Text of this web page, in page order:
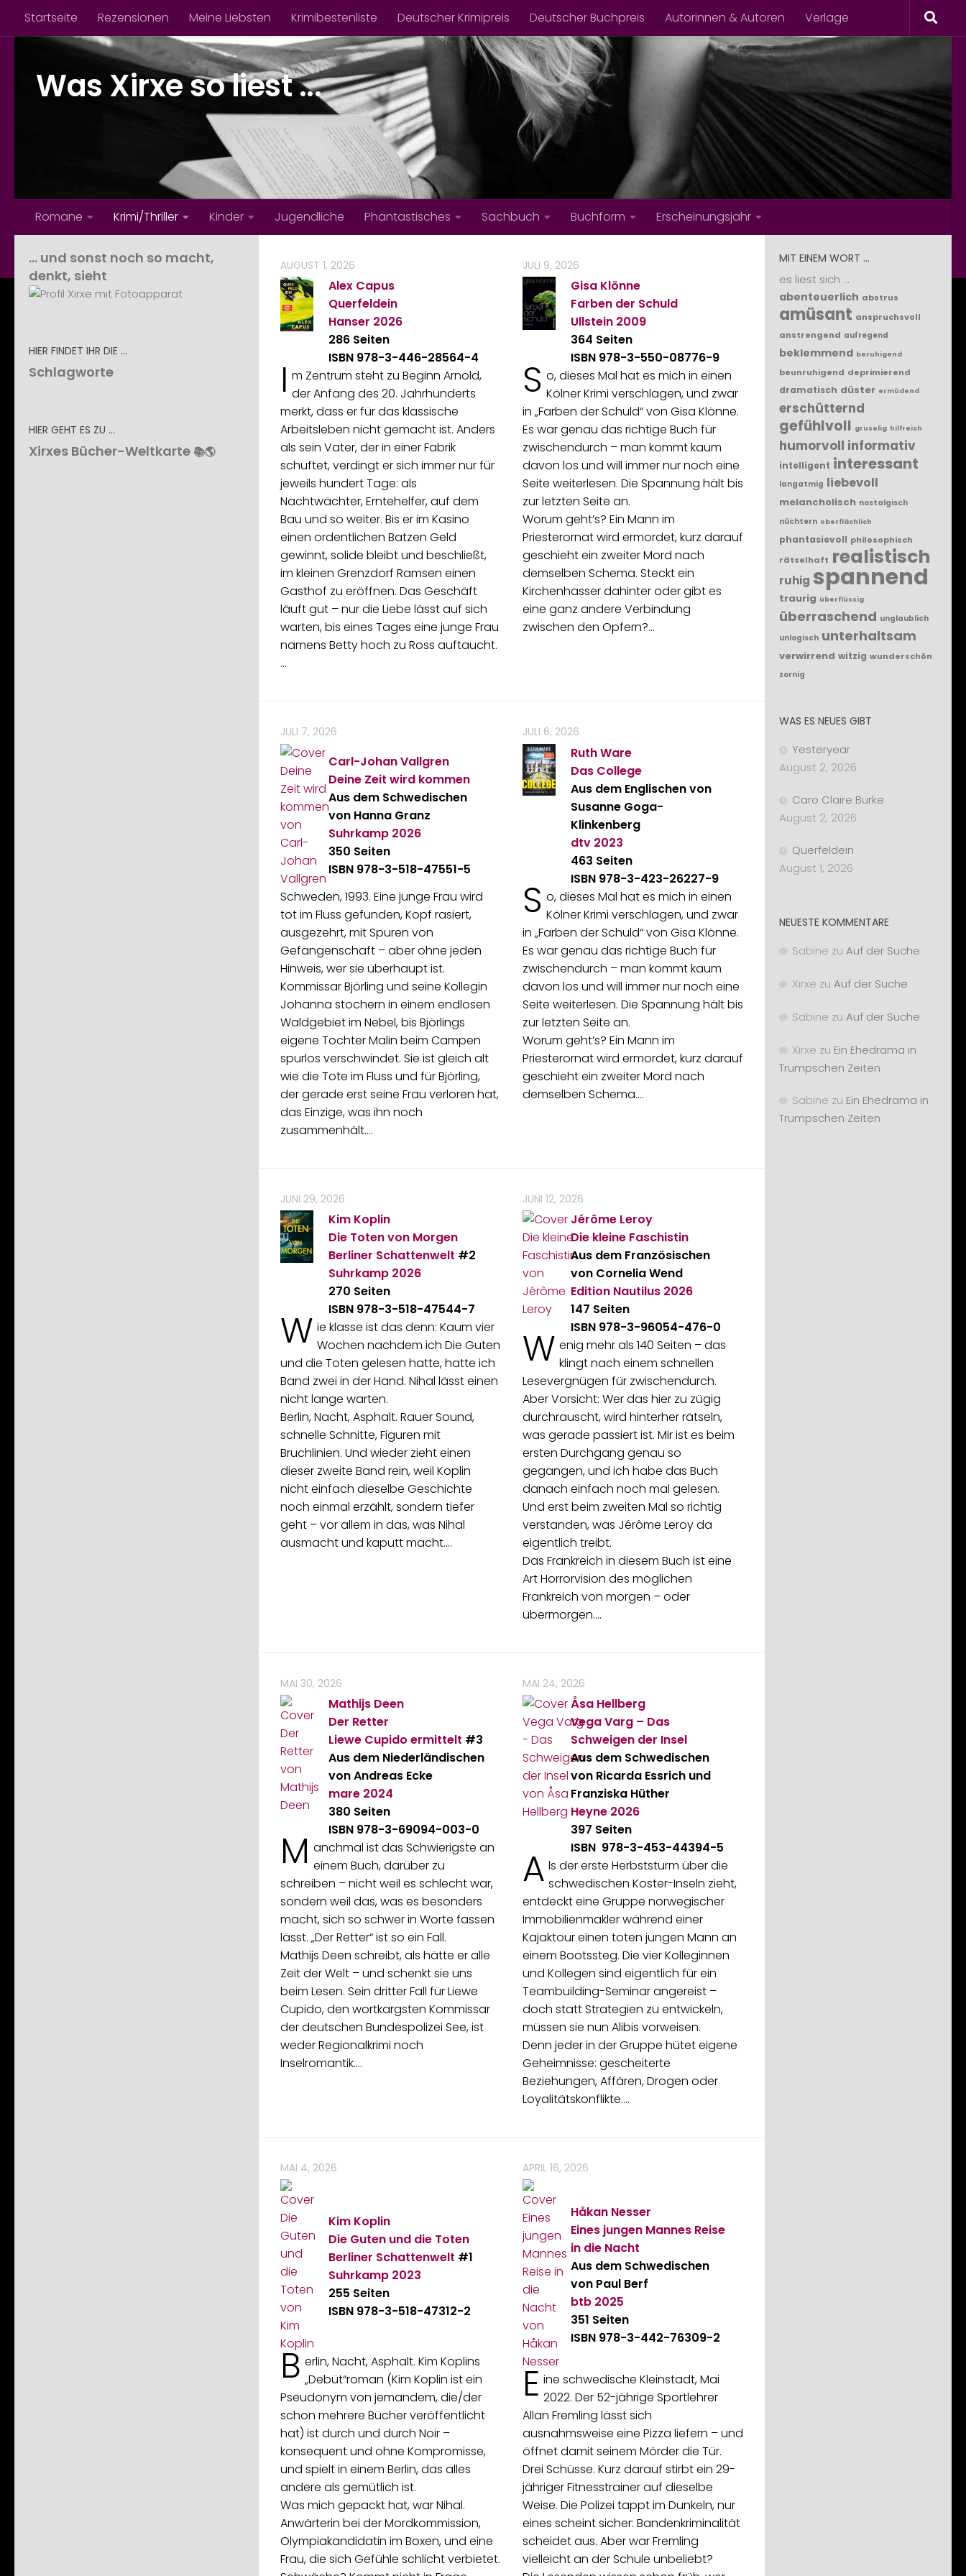
Zum Inhalt springen
Startseite Rezensionen Meine Liebsten Krimibestenliste Deutscher Krimipreis Deutscher Buchpreis Autorinnen & Autoren Verlage
Was Xirxe so liest ...
Romane Krimi/Thriller Kinder Jugendliche Phantastisches Sachbuch Buchform Erscheinungsjahr
AUGUST 1, 2026
Alex Capus
Querfeldein
Hanser 2026
286 Seiten
ISBN 978-3-446-28564-4
I m Zentrum steht zu Beginn Arnold,
der Anfang des 20. Jahrhunderts
merkt, dass er für das klassische
Arbeitsleben nicht gemacht ist. Anders
als sein Vater, der in einer Fabrik
schuftet, verdingt er sich immer nur für
jeweils hundert Tage: als
Nachtwächter, Erntehelfer, auf dem
Bau und so weiter. Bis er im Kasino
einen ordentlichen Batzen Geld
gewinnt, solide bleibt und beschließt,
im kleinen Grenzdorf Ramsen einen
Gasthof zu eröffnen. Das Geschäft
läuft gut – nur die Liebe lässt auf sich
warten, bis eines Tages eine junge Frau
namens Betty hoch zu Ross auftaucht.
…
JULI 9, 2026
Gisa Klönne
Farben der Schuld
Ullstein 2009
364 Seiten
ISBN 978-3-550-08776-9
S o, dieses Mal hat es mich in einen
Kölner Krimi verschlagen, und zwar
in „Farben der Schuld“ von Gisa Klönne.
Es war genau das richtige Buch für
zwischendurch – man kommt kaum
davon los und will immer nur noch eine
Seite weiterlesen. Die Spannung hält bis
zur letzten Seite an.
Worum geht’s? Ein Mann im
Priesterornat wird ermordet, kurz darauf
geschieht ein zweiter Mord nach
demselben Schema. Steckt ein
Kirchenhasser dahinter oder gibt es
eine ganz andere Verbindung
zwischen den Opfern?…
JULI 7, 2026
Carl-Johan Vallgren
Deine Zeit wird kommen
Aus dem Schwedischen
von Hanna Granz
Suhrkamp 2026
350 Seiten
ISBN 978-3-518-47551-5
Schweden, 1993. Eine junge Frau wird
tot im Fluss gefunden, Kopf rasiert,
ausgezehrt, mit Spuren von
Gefangenschaft – aber ohne jeden
Hinweis, wer sie überhaupt ist.
Kommissar Björling und seine Kollegin
Johanna stochern in einem endlosen
Waldgebiet im Nebel, bis Björlings
eigene Tochter Malin beim Campen
spurlos verschwindet. Sie ist gleich alt
wie die Tote im Fluss und für Björling,
der gerade erst seine Frau verloren hat,
das Einzige, was ihn noch
zusammenhält.…
JULI 6, 2026
Ruth Ware
Das College
Aus dem Englischen von
Susanne Goga-
Klinkenberg
dtv 2023
463 Seiten
ISBN 978-3-423-26227-9
S o, dieses Mal hat es mich in einen
Kölner Krimi verschlagen, und zwar
in „Farben der Schuld“ von Gisa Klönne.
Es war genau das richtige Buch für
zwischendurch – man kommt kaum
davon los und will immer nur noch eine
Seite weiterlesen. Die Spannung hält bis
zur letzten Seite an.
Worum geht’s? Ein Mann im
Priesterornat wird ermordet, kurz darauf
geschieht ein zweiter Mord nach
demselben Schema.…
JUNI 29, 2026
Kim Koplin
Die Toten von Morgen
Berliner Schattenwelt #2
Suhrkamp 2026
270 Seiten
ISBN 978-3-518-47544-7
W ie klasse ist das denn: Kaum vier
Wochen nachdem ich Die Guten
und die Toten gelesen hatte, hatte ich
Band zwei in der Hand. Nihal lässt einen
nicht lange warten.
Berlin, Nacht, Asphalt. Rauer Sound,
schnelle Schnitte, Figuren mit
Bruchlinien. Und wieder zieht einen
dieser zweite Band rein, weil Koplin
nicht einfach dieselbe Geschichte
noch einmal erzählt, sondern tiefer
geht – vor allem in das, was Nihal
ausmacht und kaputt macht.…
JUNI 12, 2026
Jérôme Leroy
Die kleine Faschistin
Aus dem Französischen
von Cornelia Wend
Edition Nautilus 2026
147 Seiten
ISBN 978-3-96054-476-0
W enig mehr als 140 Seiten – das
klingt nach einem schnellen
Lesevergnügen für zwischendurch.
Aber Vorsicht: Wer das hier zu zügig
durchrauscht, wird hinterher rätseln,
was gerade passiert ist. Mir ist es beim
ersten Durchgang genau so
gegangen, und ich habe das Buch
danach einfach noch mal gelesen.
Und erst beim zweiten Mal so richtig
verstanden, was Jérôme Leroy da
eigentlich treibt.
Das Frankreich in diesem Buch ist eine
Art Horrorvision des möglichen
Frankreich von morgen – oder
übermorgen.…
MAI 30, 2026
Mathijs Deen
Der Retter
Liewe Cupido ermittelt #3
Aus dem Niederländischen
von Andreas Ecke
mare 2024
380 Seiten
ISBN 978-3-69094-003-0
M anchmal ist das Schwierigste an
einem Buch, darüber zu
schreiben – nicht weil es schlecht war,
sondern weil das, was es besonders
macht, sich so schwer in Worte fassen
lässt. „Der Retter“ ist so ein Fall.
Mathijs Deen schreibt, als hätte er alle
Zeit der Welt – und schenkt sie uns
beim Lesen. Sein dritter Fall für Liewe
Cupido, den wortkargsten Kommissar
der deutschen Bundespolizei See, ist
weder Regionalkrimi noch
Inselromantik.…
MAI 24, 2026
Åsa Hellberg
Vega Varg – Das
Schweigen der Insel
Aus dem Schwedischen
von Ricarda Essrich und
Franziska Hüther
Heyne 2026
397 Seiten
ISBN ‎ 978-3-453-44394-5
A ls der erste Herbststurm über die
schwedischen Koster-Inseln zieht,
entdeckt eine Gruppe norwegischer
Immobilienmakler während einer
Kajaktour einen toten jungen Mann an
einem Bootssteg. Die vier Kolleginnen
und Kollegen sind eigentlich für ein
Teambuilding-Seminar angereist –
doch statt Strategien zu entwickeln,
müssen sie nun Alibis vorweisen.
Denn jeder in der Gruppe hütet eigene
Geheimnisse: gescheiterte
Beziehungen, Affären, Drogen oder
Loyalitätskonflikte.…
MAI 4, 2026
Kim Koplin
Die Guten und die Toten
Berliner Schattenwelt #1
Suhrkamp 2023
255 Seiten
ISBN 978-3-518-47312-2
B erlin, Nacht, Asphalt. Kim Koplins
„Debüt“roman (Kim Koplin ist ein
Pseudonym von jemandem, die/der
schon mehrere Bücher veröffentlicht
hat) ist durch und durch Noir –
konsequent und ohne Kompromisse,
und spielt in einem Berlin, das alles
andere als gemütlich ist.
Was mich gepackt hat, war Nihal.
Anwärterin bei der Mordkommission,
Olympiakandidatin im Boxen, und eine
Frau, die sich Gefühle schlicht verbietet.
APRIL 16, 2026
Håkan Nesser
Eines jungen Mannes Reise
in die Nacht
Aus dem Schwedischen
von Paul Berf
btb 2025
351 Seiten
ISBN 978-3-442-76309-2
E ine schwedische Kleinstadt, Mai
2022. Der 52-jährige Sportlehrer
Allan Fremling lässt sich
ausnahmsweise eine Pizza liefern – und
öffnet damit seinem Mörder die Tür.
Drei Schüsse. Kurz darauf stirbt ein 29-
jähriger Fitnesstrainer auf dieselbe
Weise. Die Polizei tappt im Dunkeln, nur
eines scheint sicher: Bandenkriminalität
scheidet aus. Aber war Fremling
vielleicht an der Schule unbeliebt?
… und sonst noch so macht,
denkt, sieht
HIER FINDET IHR DIE …
Schlagworte
HIER GEHT ES ZU …
Xirxes Bücher-Weltkarte 📚🌎
MIT EINEM WORT …
es liest sich ...
abenteuerlich abstrus
amüsant anspruchsvoll
anstrengend aufregend
beklemmend beruhigend
beunruhigend deprimierend
dramatisch düster ermüdend
erschütternd
gefühlvoll gruselig hilfreich
humorvoll informativ
intelligent interessant
langatmig liebevoll
melancholisch nostalgisch
nüchtern oberflächlich
phantasievoll philosophisch
rätselhaft realistisch
ruhig spannend
traurig überflüssig
überraschend unglaublich
unlogisch unterhaltsam
verwirrend witzig wunderschön
zornig
WAS ES NEUES GIBT
Yesteryear
August 2, 2026
Caro Claire Burke
August 2, 2026
Querfeldein
August 1, 2026
NEUESTE KOMMENTARE
Sabine zu Auf der Suche
Xirxe zu Auf der Suche
Sabine zu Auf der Suche
Xirxe zu Ein Ehedrama in
Trumpschen Zeiten
Sabine zu Ein Ehedrama in
Trumpschen Zeiten